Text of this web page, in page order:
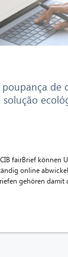
de
solução
fairBrief können
online
gehören damit
por si?